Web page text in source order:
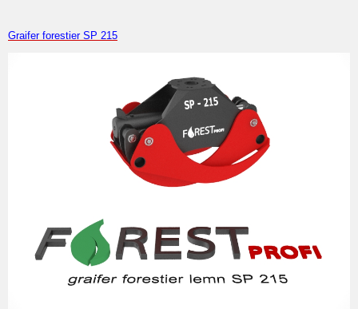
Graifer forestier SP 215